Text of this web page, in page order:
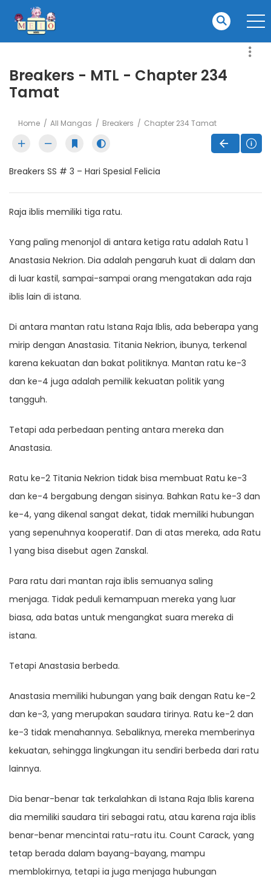
Breakers - MTL - Chapter 234
Tamat
Home All Mangas Breakers Chapter 234 Tamat
Breakers SS # 3 – Hari Spesial Felicia
Raja iblis memiliki tiga ratu.
Yang paling menonjol di antara ketiga ratu adalah Ratu 1
Anastasia Nekrion. Dia adalah pengaruh kuat di dalam dan
di luar kastil, sampai-sampai orang mengatakan ada raja
iblis lain di istana.
Di antara mantan ratu Istana Raja Iblis, ada beberapa yang
mirip dengan Anastasia. Titania Nekrion, ibunya, terkenal
karena kekuatan dan bakat politiknya. Mantan ratu ke-3
dan ke-4 juga adalah pemilik kekuatan politik yang
tangguh.
Tetapi ada perbedaan penting antara mereka dan
Anastasia.
Ratu ke-2 Titania Nekrion tidak bisa membuat Ratu ke-3
dan ke-4 bergabung dengan sisinya. Bahkan Ratu ke-3 dan
ke-4, yang dikenal sangat dekat, tidak memiliki hubungan
yang sepenuhnya kooperatif. Dan di atas mereka, ada Ratu
1 yang bisa disebut agen Zanskal.
Para ratu dari mantan raja iblis semuanya saling
menjaga. Tidak peduli kemampuan mereka yang luar
biasa, ada batas untuk mengangkat suara mereka di
istana.
Tetapi Anastasia berbeda.
Anastasia memiliki hubungan yang baik dengan Ratu ke-2
dan ke-3, yang merupakan saudara tirinya. Ratu ke-2 dan
ke-3 tidak menahannya. Sebaliknya, mereka memberinya
kekuatan, sehingga lingkungan itu sendiri berbeda dari ratu
lainnya.
Dia benar-benar tak terkalahkan di Istana Raja Iblis karena
dia memiliki saudara tiri sebagai ratu, atau karena raja iblis
benar-benar mencintai ratu-ratu itu. Count Carack, yang
tetap berada dalam bayang-bayang, mampu
memblokirnya, tetapi ia juga menjaga hubungan